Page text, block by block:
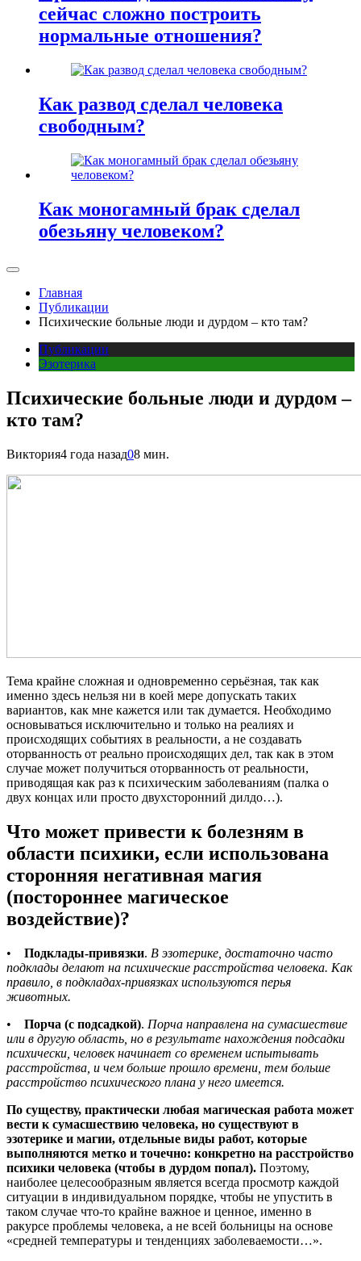
сейчас сложно построить
нормальные отношения?
Как развод сделал человека
свободным?
Как моногамный брак сделал
обезьяну человеком?
Главная
Публикации
Психические больные люди и дурдом – кто там?
Публикации
Эзотерика
Психические больные люди и дурдом –
кто там?
Виктория4 года назад08 мин.
Тема крайне сложная и одновременно серьёзная, так как
именно здесь нельзя ни в коей мере допускать таких
вариантов, как мне кажется или так думается. Необходимо
основываться исключительно и только на реалиях и
происходящих событиях в реальности, а не создавать
оторванность от реально происходящих дел, так как в этом
случае может получиться оторванность от реальности,
приводящая как раз к психическим заболеваниям (палка о
двух концах или просто двухсторонний дилдо…).
Что может привести к болезням в
области психики, если использована
сторонняя негативная магия
(постороннее магическое
воздействие)?
• Подклады-привязки. В эзотерике, достаточно часто
подклады делают на психические расстройства человека. Как
правило, в подкладах-привязках используются перья
животных.
• Порча (с подсадкой). Порча направлена на сумасшествие
или в другую область, но в результате нахождения подсадки
психически, человек начинает со временем испытывать
расстройства, и чем больше прошло времени, тем больше
расстройство психического плана у него имеется.
По существу, практически любая магическая работа может
вести к сумасшествию человека, но существуют в
эзотерике и магии, отдельные виды работ, которые
выполняются метко и точечно: конкретно на расстройство
психики человека (чтобы в дурдом попал). Поэтому,
наиболее целесообразным является всегда просмотр каждой
ситуации в индивидуальном порядке, чтобы не упустить в
таком случае что-то крайне важное и ценное, именно в
ракурсе проблемы человека, а не всей больницы на основе
«средней температуры и тенденциях заболеваемости…».